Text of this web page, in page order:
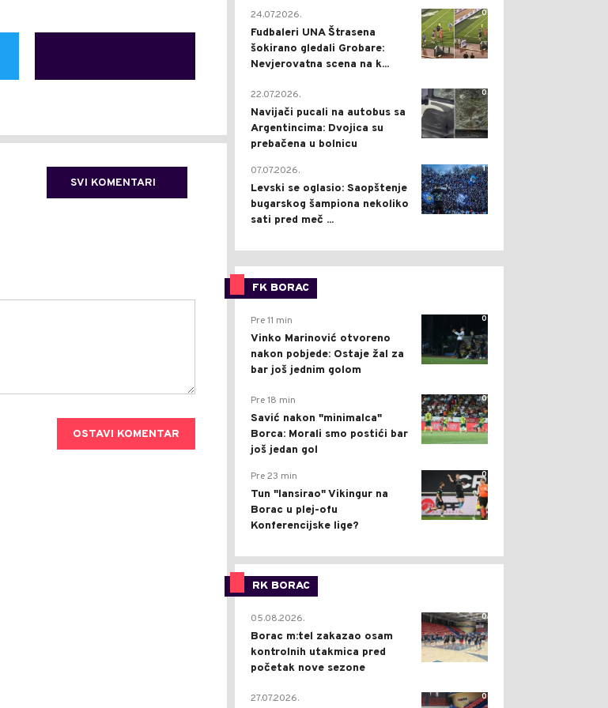
SVI KOMENTARI
OSTAVI KOMENTAR
0
24.07.2026.
Fudbaleri UNA Štrasena
šokirano gledali Grobare:
Nevjerovatna scena na k...
0
22.07.2026.
Navijači pucali na autobus sa
Argentincima: Dvojica su
prebačena u bolnicu
1
07.07.2026.
Levski se oglasio: Saopštenje
bugarskog šampiona nekoliko
sati pred meč ...
FK BORAC
0
Pre 11 min
Vinko Marinović otvoreno
nakon pobjede: Ostaje žal za
bar još jednim golom
0
Pre 18 min
Savić nakon "minimalca"
Borca: Morali smo postići bar
još jedan gol
0
Pre 23 min
Tun "lansirao" Vikingur na
Borac u plej-ofu
Konferencijske lige?
RK BORAC
0
05.08.2026.
Borac m:tel zakazao osam
kontrolnih utakmica pred
početak nove sezone
0
27.07.2026.